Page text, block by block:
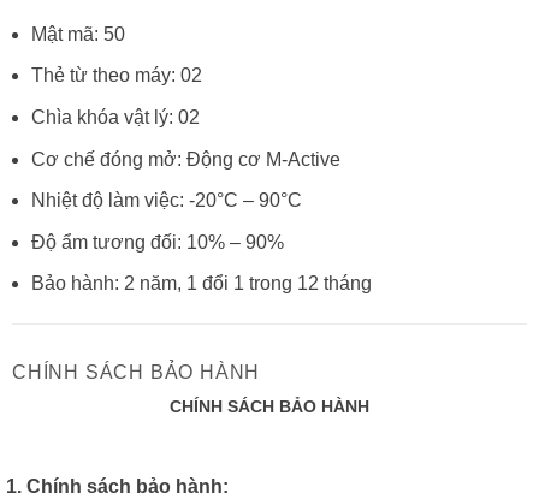
Mật mã: 50
Thẻ từ theo máy: 02
Chìa khóa vật lý: 02
Cơ chế đóng mở: Động cơ M-Active
Nhiệt độ làm việc: -20°C – 90°C
Độ ẩm tương đối: 10% – 90%
Bảo hành: 2 năm, 1 đổi 1 trong 12 tháng
CHÍNH SÁCH BẢO HÀNH
CHÍNH SÁCH BẢO HÀNH
1. Chính sách bảo hành: